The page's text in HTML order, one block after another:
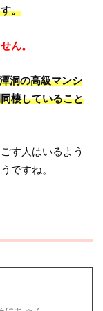
。
ん。
洞の高級マンシ
棲していること
す人はいるよう
ですね。